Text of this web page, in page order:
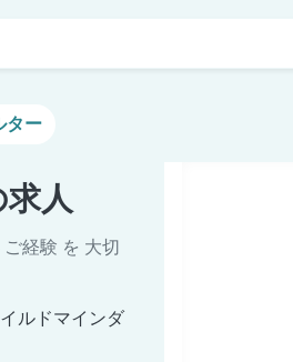
ター
人
経験 を 大切
ルドマインダ